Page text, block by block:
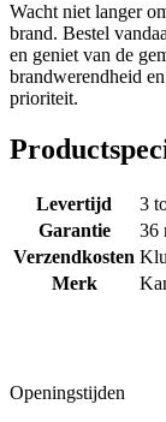
Wacht niet langer
brand. Bestel
en geniet van de
brandwerendheid
prioriteit.
Levertijd
3
Garantie
36
Verzendkosten
Merk
Openingstijden